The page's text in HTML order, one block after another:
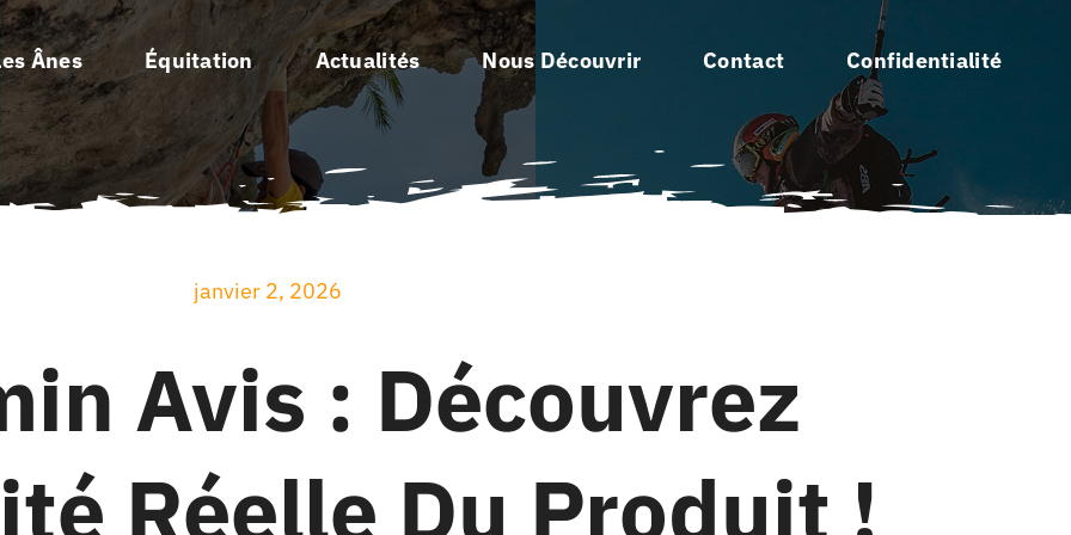
Ânes Équitation Actualités Nous Découvrir Contact Confidentialité
janvier 2, 2026
Avis : Découvrez
Réelle Du Produit !